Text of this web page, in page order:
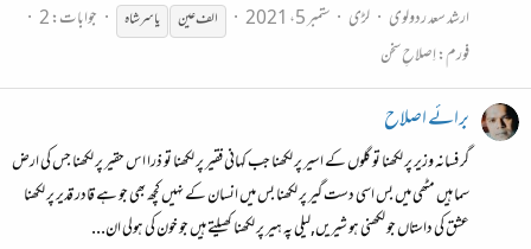
ارشد سعد ردولوی
لڑی ستمبر 5، 2021 الف عین یاسرشاہ
جوابات: 2
فورم:اِصلاحِ سخن
برائے اصلاح
گر فسانہ وزیر پر لکھنا تو گلوں کے اسیر پر لکھنا جب کہانی فقیر پر لکھنا تو ذرا اس حقیر پر لکھنا جس کی ارض
سما ہیں مٹھی میں بس اسی دست گیر پر لکھنا بس میں انسان کے نہیں کچھ بھی جو ہے قادر قدیر پر لکھنا
عشق کی داستاں جو لکھنی ہو شیریں,لیلی پہ ہیر پر لکھنا کھیلتے ہیں جو خون کی ہولی ان...